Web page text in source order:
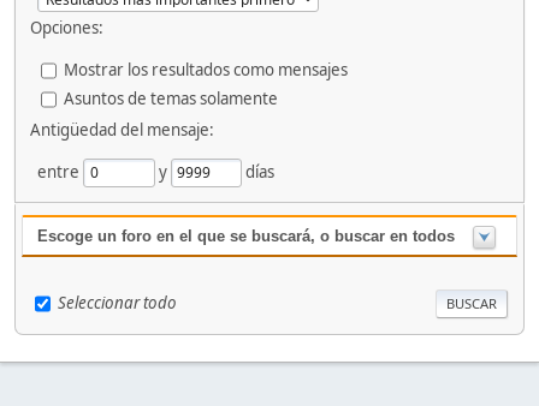
Opciones:
Mostrar los resultados como mensajes
Asuntos de temas solamente
Antigüedad del mensaje:
entre
y días
Escoge un foro en el que se buscará, o buscar en todos
Seleccionar todo